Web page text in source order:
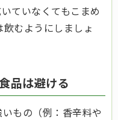
ていなくてもこまめ
むようにしましょ
品は避ける
もの（例：香辛料や